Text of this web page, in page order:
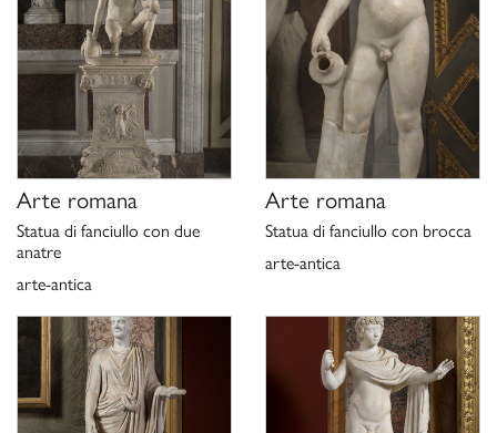
W. Deonna,Dei, geni e demoni incappucciati. Da Telesforo al
«Moine Bourru», Milano 2019, pp.43-74
A. Calvetti,Geni pileati e Cucullati
, in “Lares”, 66, N. 4, 2000,
pp. 709-724
P. Moreno, C. Stefani,
Galleria Borghese , Milano 2000, p.68,
n.6
P. Moreno, A. Viacava,
I marmi antichi della Galleria Borghese.
Camillo e Francesco Borghese
D. Bonanome,Telesforo e le Divinità Salutari a Grottaferrata.
“Cucullatus”, in “Humanitas Studi Per
Patrizia Sefarin”, Roma 2015, pp 23-70
Scheda di catalogo 12/99000441, G. Ciccarello 2020
Arte romana
Statua di fanciullo con due
anatre
arte-antica
Arte romana
Statua di fanciullo con brocca
arte-antica